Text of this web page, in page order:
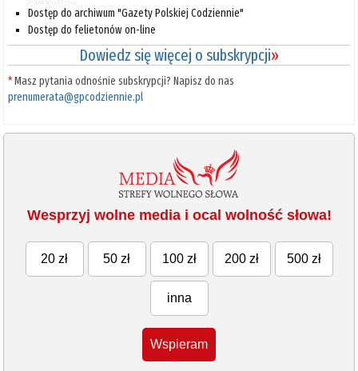
Dostęp do archiwum "Gazety Polskiej Codziennie"
Dostęp do felietonów on-line
Dowiedz się więcej o subskrypcji»
*Masz pytania odnośnie subskrypcji? Napisz do nas
prenumerata@gpcodziennie.pl
Wesprzyj wolne media i ocal wolność słowa!
20 zł 50 zł 100 zł 200 zł 500 zł
inna
Wspieram